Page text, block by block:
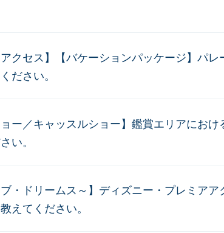
クセス】【バケーションパッケージ】パ
ださい。
ー／キャッスルショー】鑑賞エリアにお
い。
・ドリームス～】ディズニー・プレミア
えてください。